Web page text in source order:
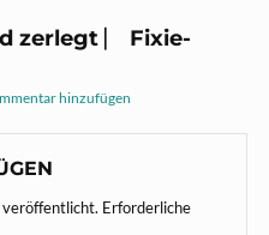
zerlegt ⎸ Fixie-
hinzufügen
Erforderliche